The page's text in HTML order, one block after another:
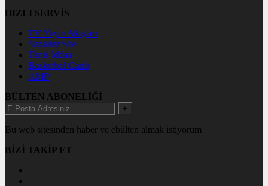
HIZLI SERVİS
TV Yayın Akışları
Yazarlar Site
Tenis İddaa
Basketbol Canlı
AMP
BÜLTEN ABONELİĞİ
+
Bu web sitesinden haber ve ebülten almak istiyorum
BİZİ TAKİP ET